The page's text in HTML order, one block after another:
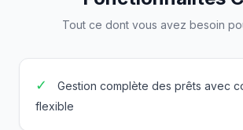
Tout ce dont vous avez besoin
✓
Gestion complète des prêts avec
flexible